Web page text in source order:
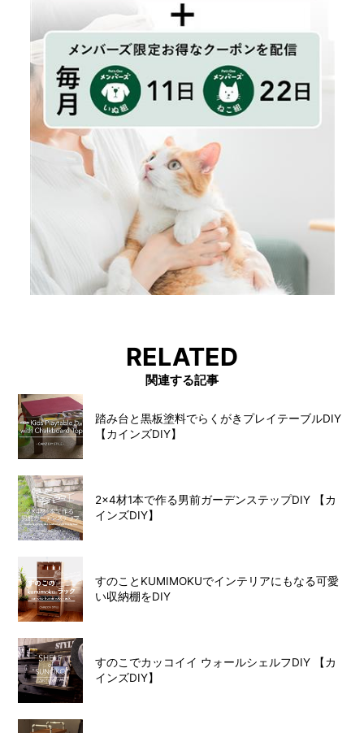
RELATED
関連する記事
踏み台と黒板塗料でらくがきプレイテーブルDIY
【カインズDIY】
2×4材1本で作る男前ガーデンステップDIY 【カ
インズDIY】
すのことKUMIMOKUでインテリアにもなる可愛
い収納棚をDIY
すのこでカッコイイ ウォールシェルフDIY 【カ
インズDIY】